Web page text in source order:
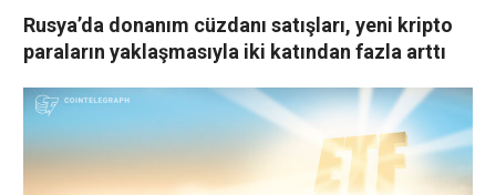
Rusya’da donanım cüzdanı satışları, yeni kripto
paraların yaklaşmasıyla iki katından fazla arttı